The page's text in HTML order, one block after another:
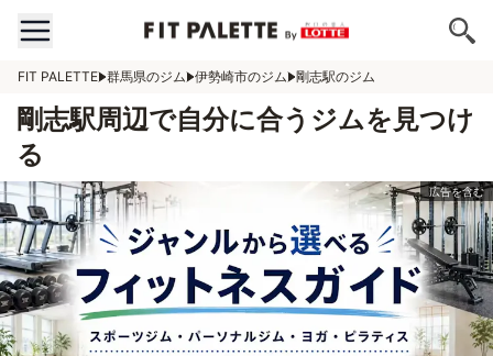
FIT PALETTE 群馬県のジム 伊勢崎市のジム 剛志駅のジム
剛志駅周辺で自分に合うジムを見つけ
る